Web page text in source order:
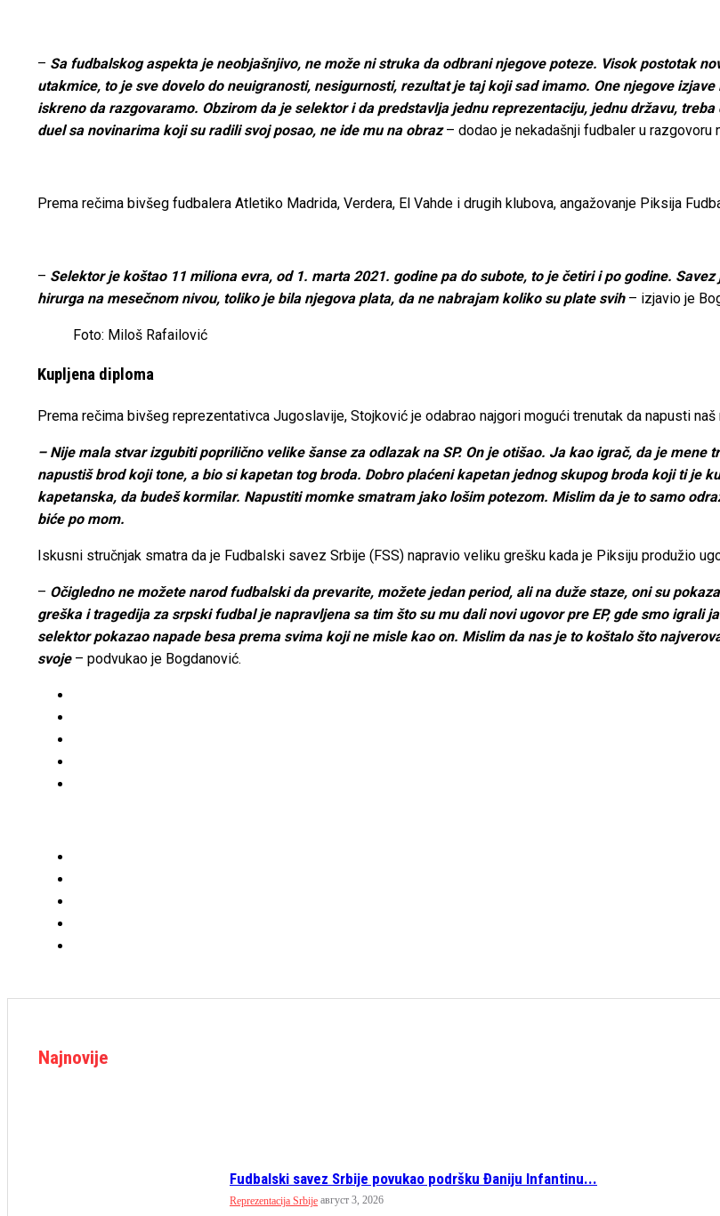
– Sa fudbalskog aspekta je neobjašnjivo, ne može ni struka da odbrani njegove poteze. Visok postotak
utakmice, to je sve dovelo do neuigranosti, nesigurnosti, rezultat je taj koji sad imamo. One njegove
iskreno da razgovaramo. Obzirom da je selektor i da predstavlja jednu reprezentaciju, jednu državu,
duel sa novinarima koji su radili svoj posao, ne ide mu na obraz– dodao je nekadašnji fudbaler u razgovoru
Prema rečima bivšeg fudbalera Atletiko Madrida, Verdera, El Vahde i drugih klubova, angažovanje Piksija
– Selektor je koštao 11 miliona evra, od 1. marta 2021. godine pa do subote, to je četiri i po godine.
hirurga na mesečnom nivou, toliko je bila njegova plata, da ne nabrajam koliko su plate svih– izjavio je
Foto: Miloš Rafailović
Kupljena diploma
Prema rečima bivšeg reprezentativca Jugoslavije, Stojković je odabrao najgori mogući trenutak da napusti naš
– Nije mala stvar izgubiti poprilično velike šanse za odlazak na SP. On je otišao. Ja kao igrač, da je
napustiš brod koji tone, a bio si kapetan tog broda. Dobro plaćeni kapetan jednog skupog broda koji ti je
kapetanska, da budeš kormilar. Napustiti momke smatram jako lošim potezom. Mislim da je to samo
biće po mom.
Iskusni stručnjak smatra da je Fudbalski savez Srbije (FSS) napravio veliku grešku kada je Piksiju produžio
– Očigledno ne možete narod fudbalski da prevarite, možete jedan period, ali na duže staze, oni su
greška i tragedija za srpski fudbal je napravljena sa tim što su mu dali novi ugovor pre EP, gde smo igrali
selektor pokazao napade besa prema svima koji ne misle kao on. Mislim da nas je to koštalo što
svoje– podvukao je Bogdanović.
Najnovije
Fudbalski savez Srbije povukao podršku Đaniju Infantinu...
Reprezentacija Srbije август 3, 2026